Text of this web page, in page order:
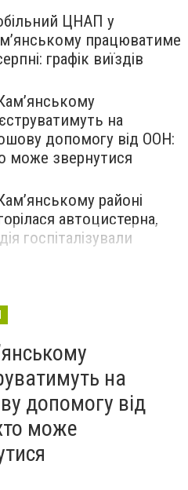
ЦНАП у
працюватиме
графік виїздів
на
допомогу від ООН:
може звернутися
районі
автоцистерна,
госпіталізували
на
допомогу від
може